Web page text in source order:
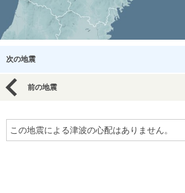
次の地震
前の地震
この地震による津波の心配はありません。